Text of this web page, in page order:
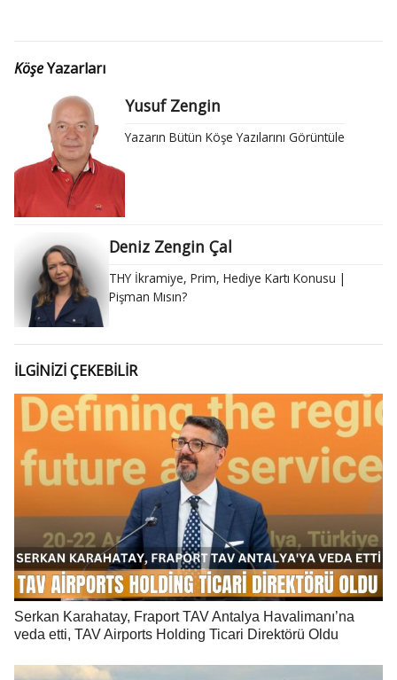
KöşeYazarları
Yusuf Zengin
Yazarın Bütün Köşe Yazılarını Görüntüle
Deniz Zengin Çal
THY İkramiye, Prim, Hediye Kartı Konusu |
Pişman Mısın?
İLGİNİZİ ÇEKEBİLİR
Serkan Karahatay, Fraport TAV Antalya Havalimanı’na
veda etti, TAV Airports Holding Ticari Direktörü Oldu